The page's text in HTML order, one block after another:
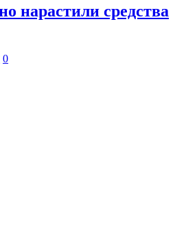
нарастили средства
0